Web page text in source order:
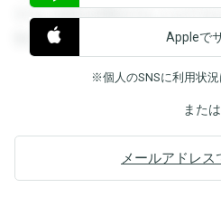
すると回答を閲覧することがで
覧することができます。
Appleで
※個人のSNSに利用状
または
メールアドレス